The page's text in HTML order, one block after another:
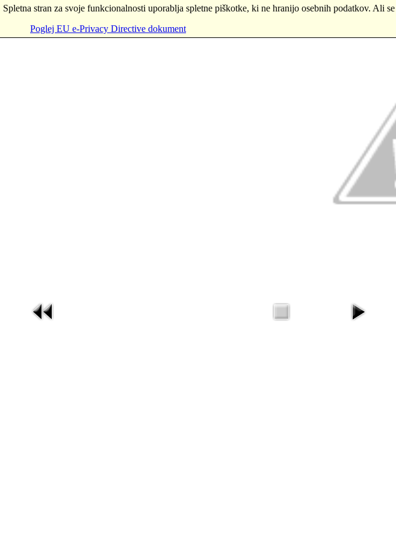
Spletna stran za svoje funkcionalnosti uporablja spletne piškotke, ki ne hranijo osebnih podatkov. Ali
Poglej EU e-Privacy Directive dokument